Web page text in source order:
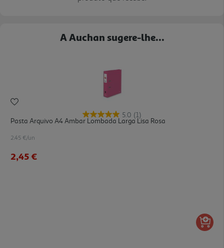
A Auchan sugere-lhe...
5.0 (1)
Pasta Arquivo A4 Ambar Lombada Larga Lisa Rosa
2.45 €/un
2,45 €